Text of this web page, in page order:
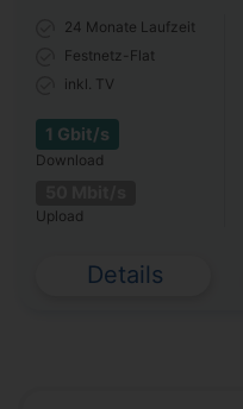
24 Monate Laufzeit
Festnetz-Flat
inkl. TV
1 Gbit/s
Download
Upload
Details